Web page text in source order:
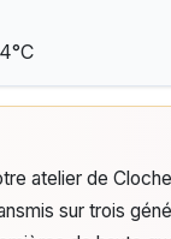
atelier de
sur trois